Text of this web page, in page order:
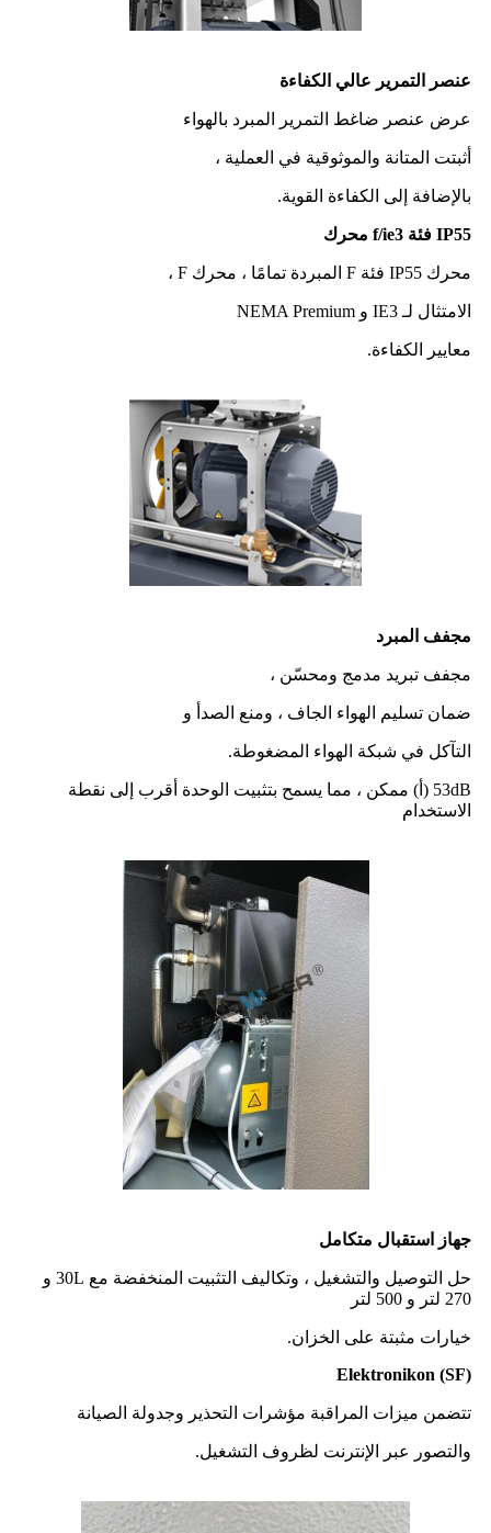
عنصر التمرير عالي الكفاءة
عرض عنصر ضاغط التمرير المبرد بالهواء
أثبتت المتانة والموثوقية في العملية ،
بالإضافة إلى الكفاءة القوية.
IP55 فئة f/ie3 محرك
محرك IP55 فئة F المبردة تمامًا ، محرك F ،
الامتثال لـ IE3 و NEMA Premium
معايير الكفاءة.
مجفف المبرد
مجفف تبريد مدمج ومحسّن ،
ضمان تسليم الهواء الجاف ، ومنع الصدأ و
التآكل في شبكة الهواء المضغوطة.
53dB (أ) ممكن ، مما يسمح بتثبيت الوحدة أقرب إلى نقطة
الاستخدام
جهاز استقبال متكامل
حل التوصيل والتشغيل ، وتكاليف التثبيت المنخفضة مع 30L و
270 لتر و 500 لتر
خيارات مثبتة على الخزان.
Elektronikon (SF)
تتضمن ميزات المراقبة مؤشرات التحذير وجدولة الصيانة
والتصور عبر الإنترنت لظروف التشغيل.